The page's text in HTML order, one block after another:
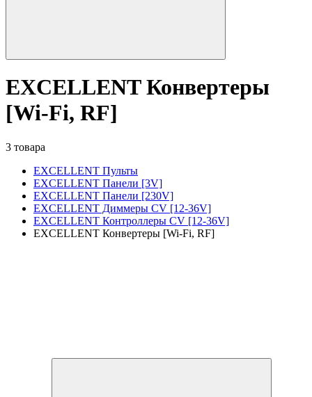
EXCELLENT Конвертеры
[Wi-Fi, RF]
3 товара
EXCELLENT Пульты
EXCELLENT Панели [3V]
EXCELLENT Панели [230V]
EXCELLENT Диммеры CV [12-36V]
EXCELLENT Контроллеры CV [12-36V]
EXCELLENT Конвертеры [Wi-Fi, RF]